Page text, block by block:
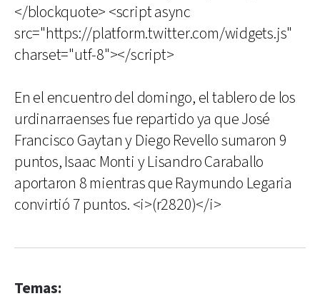
</blockquote> <script async
src="https://platform.twitter.com/widgets.js"
charset="utf-8"></script>
En el encuentro del domingo, el tablero de los
urdinarraenses fue repartido ya que José
Francisco Gaytan y Diego Revello sumaron 9
puntos, Isaac Monti y Lisandro Caraballo
aportaron 8 mientras que Raymundo Legaria
convirtió 7 puntos. <i>(r2820)</i>
Temas: